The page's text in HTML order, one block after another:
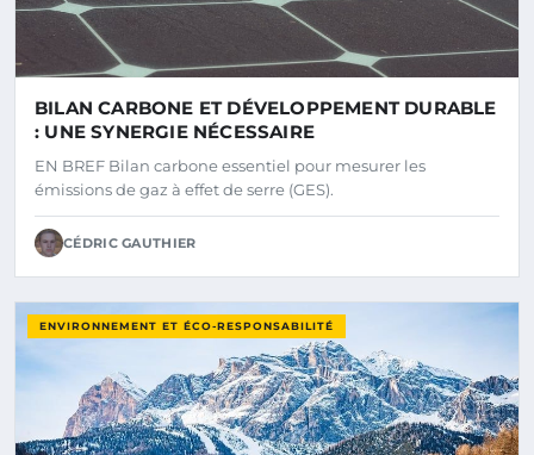
BILAN CARBONE ET DÉVELOPPEMENT DURABLE
: UNE SYNERGIE NÉCESSAIRE
EN BREF Bilan carbone essentiel pour mesurer les
émissions de gaz à effet de serre (GES).
CÉDRIC GAUTHIER
ENVIRONNEMENT ET ÉCO-RESPONSABILITÉ